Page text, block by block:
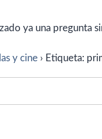
ya una pregunta
y cine › Etiqueta: